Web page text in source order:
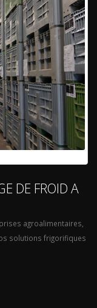
DE FROID A
agroalimentaires,
solutions frigorifiques